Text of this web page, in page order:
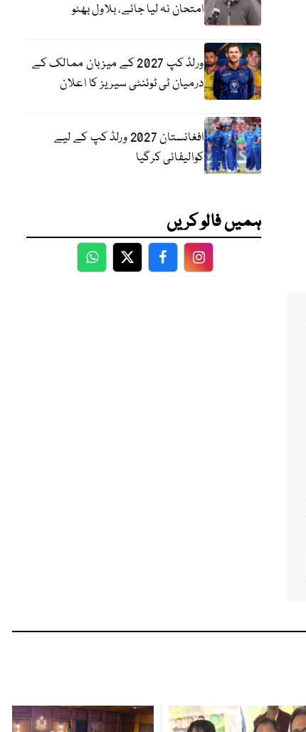
امتحان نہ لیا جائے، بلاول بھٹو
ورلڈ کپ 2027 کے میزبان ممالک کے
درمیان ٹی ٹوئنٹی سیریز کا اعلان
افغانستان 2027 ورلڈ کپ کے لیے
کوالیفائی کرگیا
ہمیں فالو کریں
WhatsApp
TwitterFacebookFacebook